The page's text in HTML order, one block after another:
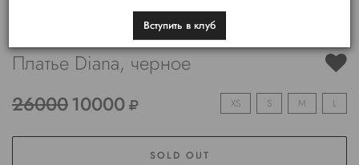
Платье Diana, черное
2600010000 XS S M L
SOLD OUT
Вступить в клуб